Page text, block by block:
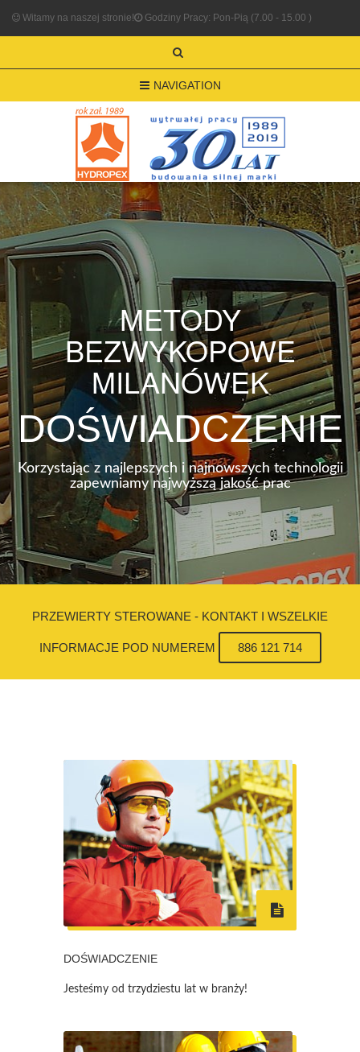
Witamy na naszej stronie! Godziny Pracy: Pon-Pią (7.00 - 15.00 )
NAVIGATION
METODY
BEZWYKOPOWE
MILANÓWEK
DOŚWIADCZENIE
Korzystając z najlepszych i najnowszych technologii
zapewniamy najwyższą jakość prac
PRZEWIERTY STEROWANE - KONTAKT I WSZELKIE
INFORMACJE POD NUMEREM 886 121 714
DOŚWIADCZENIE
Jesteśmy od trzydziestu lat w branży!